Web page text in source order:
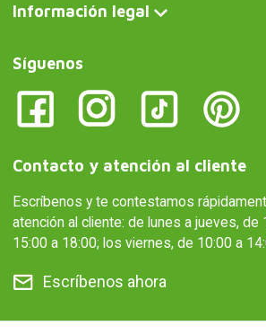
Información legal
Síguenos
Contacto y atención al cliente
Escríbenos y te contestamos
atención al cliente: de lunes a jueves, de
15:00 a 18:00; los viernes, de 10:00 a
Escríbenos ahora